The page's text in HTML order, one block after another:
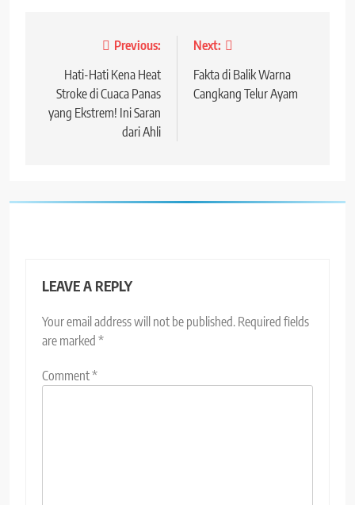
navigation
Previous:
Hati-Hati Kena Heat
Stroke di Cuaca Panas
yang Ekstrem! Ini Saran
dari Ahli
Next:
Fakta di Balik Warna
Cangkang Telur Ayam
LEAVE A REPLY
Your email address will not be published. Required fields
are marked *
Comment*